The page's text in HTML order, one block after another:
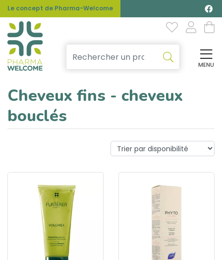
Le concept de Pharma-Welcome
MENU
Cheveux fins - cheveux
bouclés